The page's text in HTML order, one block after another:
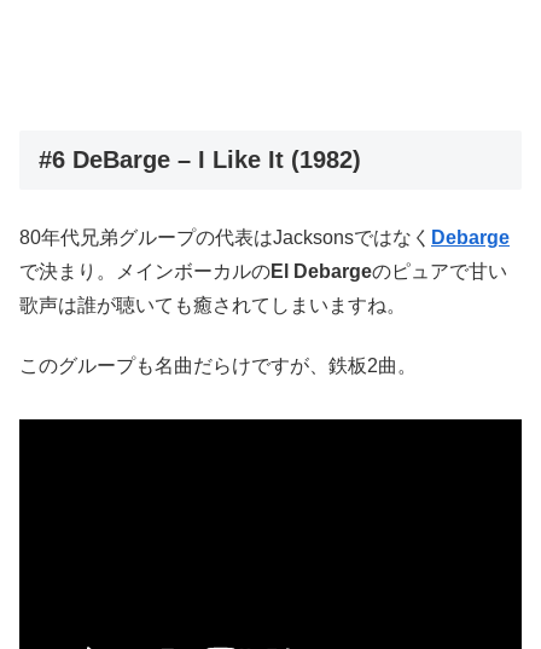
#6 DeBarge – I Like It (1982)
80年代兄弟グループの代表はJacksonsではなく Debarge
で決まり。メインボーカルのEl Debargeのピュアで甘い
歌声は誰が聴いても癒されてしまいますね。
このグループも名曲だらけですが、鉄板2曲。